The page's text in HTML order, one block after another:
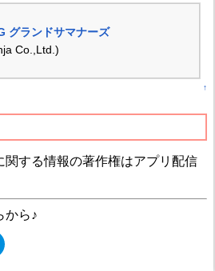
グランドサマナーズ
Co.,Ltd.)
↑
関する情報の著作権はアプリ配信
から♪